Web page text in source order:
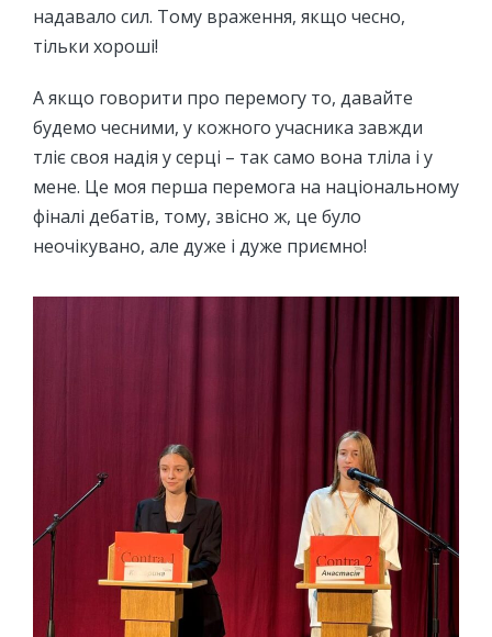
надавало сил. Тому враження, якщо чесно,
тільки хороші!
А якщо говорити про перемогу то, давайте
будемо чесними, у кожного учасника завжди
тліє своя надія у серці – так само вона тліла і у
мене. Це моя перша перемога на національному
фіналі дебатів, тому, звісно ж, це було
неочікувано, але дуже і дуже приємно!